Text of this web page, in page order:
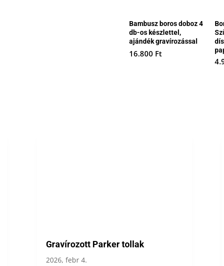
Bambusz boros doboz 4
db-os készlettel,
ajándék gravírozással
16.800 Ft
Gravírozott Parker tollak
2026, febr 4.